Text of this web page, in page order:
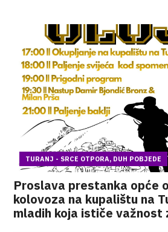
TURANJ - SRCE OTPORA, DUH POBJEDE
Proslava prestanka opće
kolovoza na kupalištu na
mladih koja ističe važnost